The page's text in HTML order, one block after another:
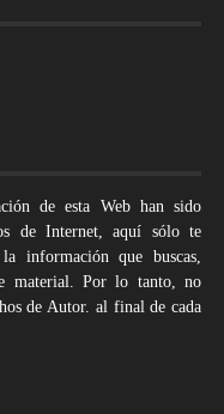
de esta Web han sido
de Internet, aquí sólo te
información que buscas,
material. Por lo tanto, no
de Autor. al final de cada